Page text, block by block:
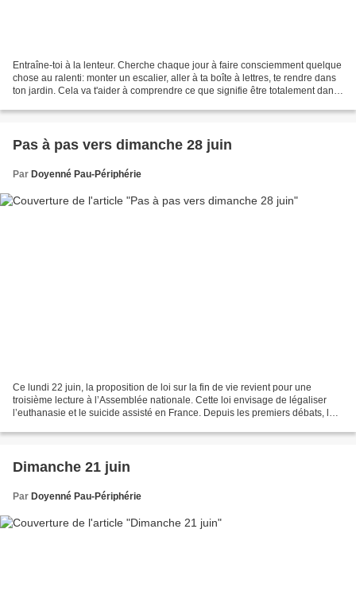
Entraîne-toi à la lenteur. Cherche chaque jour à faire consciemment quelque
chose au ralenti: monter un escalier, aller à ta boîte à lettres, te rendre dans
ton jardin. Cela va t'aider à comprendre ce que signifie être totalement dans
Pas à pas vers dimanche 28 juin
Par Doyenné Pau-Périphérie
Ce lundi 22 juin, la proposition de loi sur la fin de vie revient pour une
troisième lecture à l’Assemblée nationale. Cette loi envisage de légaliser
l’euthanasie et le suicide assisté en France. Depuis les premiers débats, les
Dimanche 21 juin
Par Doyenné Pau-Périphérie